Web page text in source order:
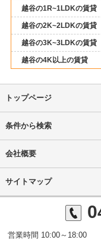
越谷の1R~1LDKの賃貸
越谷の2K~2LDKの賃貸
越谷の3K~3LDKの賃貸
越谷の4K以上の賃貸
トップページ
条件から検索
会社概要
サイトマップ
営業時間 10:00～18:00